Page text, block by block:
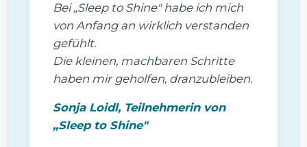
Bei„Sleep to Shine"habe ich mich
von Anfang an wirklich verstanden
gefühlt.
Die kleinen, machbaren Schritte
haben mir geholfen, dranzubleiben.
Sonja Loidl, Teilnehmerin von
„Sleep to Shine"